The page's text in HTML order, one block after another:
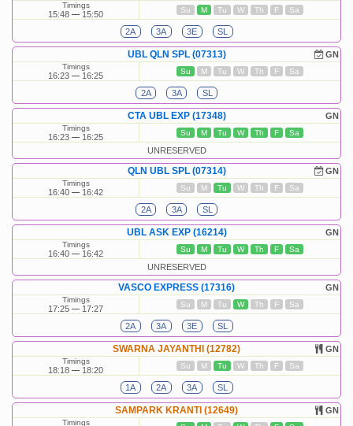
Timings
15:48 15:50 Su M Tu W Th F Sa
2A 3A 3E SL
GN
UBL QLN SPL (07313)
Timings
16:23 16:25 Su M Tu W Th F Sa
2A 3A SL
GN
CTA UBL EXP (17348)
Timings
16:23 16:25 Su M Tu W Th F Sa
UNRESERVED
GN
QLN UBL SPL (07314)
Timings
16:40 16:42 Su M Tu W Th F Sa
2A 3A SL
GN
UBL ASK EXP (16214)
Timings
16:40 16:42 Su M Tu W Th F Sa
UNRESERVED
GN
VASCO EXPRESS (17316)
Timings
17:25 17:27 Su M Tu W Th F Sa
2A 3A 3E SL
GN
SWARNA JAYANTHI (12782)
Timings
18:18 18:20 Su M Tu W Th F Sa
1A 2A 3A SL
GN
SAMPARK KRANTI (12649)
Timings